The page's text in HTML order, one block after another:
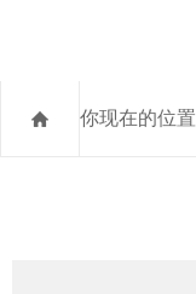
你现在的位置